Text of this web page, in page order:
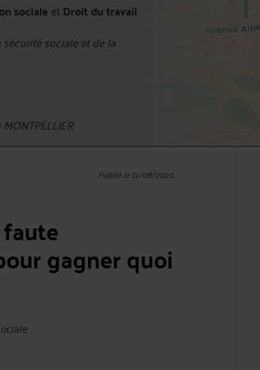
sociale etDroit du travail
sociale et de la
Publié le 11/08/2020
gagner quoi